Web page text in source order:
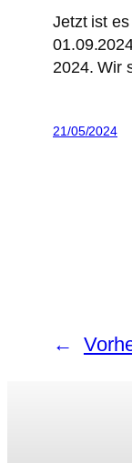
Jetzt ist
2024. Wir
21/05/2024
←